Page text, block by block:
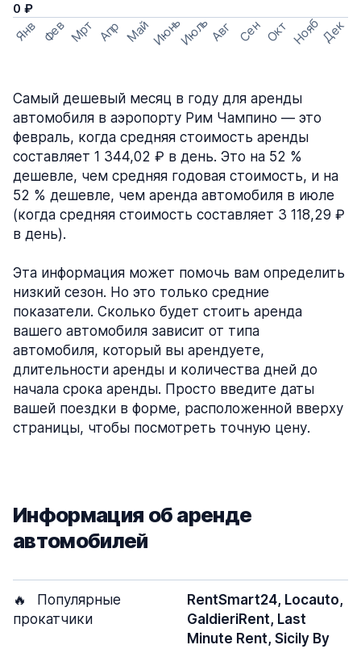
0 ₽
Янв Фев Мрт Апр МайИюньИюльАвг Сен Окт НоябДек
Самый дешевый месяц в году для аренды
автомобиля в аэропорту Рим Чампино — это
февраль, когда средняя стоимость аренды
составляет 1 344,02 ₽ в день. Это на 52 %
дешевле, чем средняя годовая стоимость, и на
52 % дешевле, чем аренда автомобиля в июле
(когда средняя стоимость составляет 3 118,29 ₽
в день).
Эта информация может помочь вам определить
низкий сезон. Но это только средние
показатели. Сколько будет стоить аренда
вашего автомобиля зависит от типа
автомобиля, который вы арендуете,
длительности аренды и количества дней до
начала срока аренды. Просто введите даты
вашей поездки в форме, расположенной вверху
страницы, чтобы посмотреть точную цену.
Информация об аренде
автомобилей
🔥
Популярные
прокатчики
RentSmart24, Locauto,
GaldieriRent, Last
Minute Rent, Sicily By